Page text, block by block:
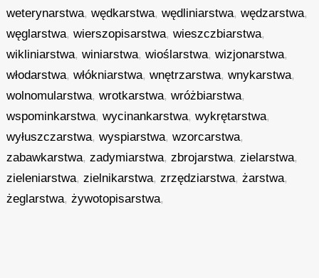
weterynarstwa,wędkarstwa,wędliniarstwa,wędzarstwa,
węglarstwa,wierszopisarstwa,wieszczbiarstwa,
wikliniarstwa,winiarstwa,wioślarstwa,wizjonarstwa,
włodarstwa,włókniarstwa,wnętrzarstwa,wnykarstwa,
wolnomularstwa,wrotkarstwa,wróżbiarstwa,
wspominkarstwa,wycinankarstwa,wykrętarstwa,
wyłuszczarstwa,wyspiarstwa,wzorcarstwa,
zabawkarstwa,zadymiarstwa,zbrojarstwa,zielarstwa,
zieleniarstwa,zielnikarstwa,zrzędziarstwa,żarstwa,
żeglarstwa,żywotopisarstwa,